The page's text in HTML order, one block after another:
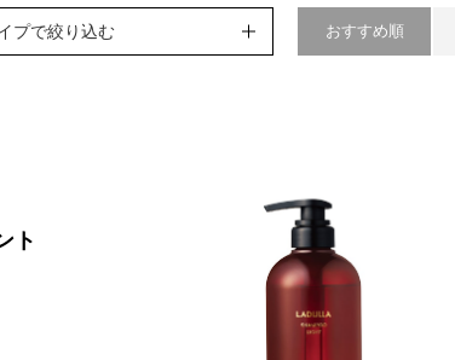
プで絞り込む おすすめ順
ト